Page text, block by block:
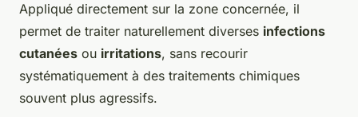
Appliqué directement sur la zone concernée, il
permet de traiter naturellement diverses infections
cutanées ou irritations, sans recourir
systématiquement à des traitements chimiques
souvent plus agressifs.